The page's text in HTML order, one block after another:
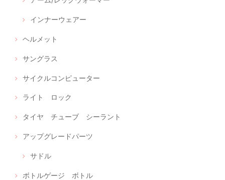
インナーウェアー
ヘルメット
サングラス
サイクルコンピューター
ライト ロック
タイヤ チューブ シーラント
アップグレードパーツ
サドル
ボトルゲージ ボトル